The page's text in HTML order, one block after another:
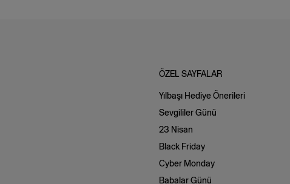
ÖZEL SAYFALAR
Yılbaşı Hediye Önerileri
Sevgililer Günü
23 Nisan
Black Friday
Cyber Monday
Babalar Günü